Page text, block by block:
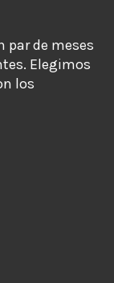
par de meses
Elegimos
los